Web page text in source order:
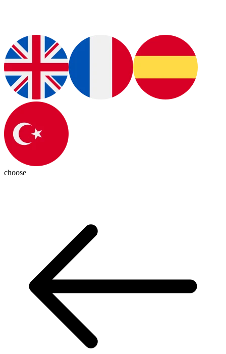
choose